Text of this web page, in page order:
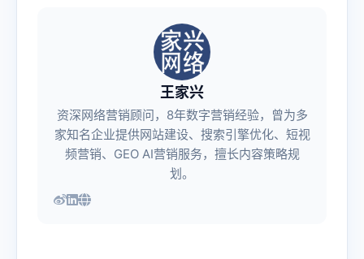
王家兴
资深网络营销顾问，8年数字营销经验，曾为多
家知名企业提供网站建设、搜索引擎优化、短视
频营销、GEO AI营销服务，擅长内容策略规
划。